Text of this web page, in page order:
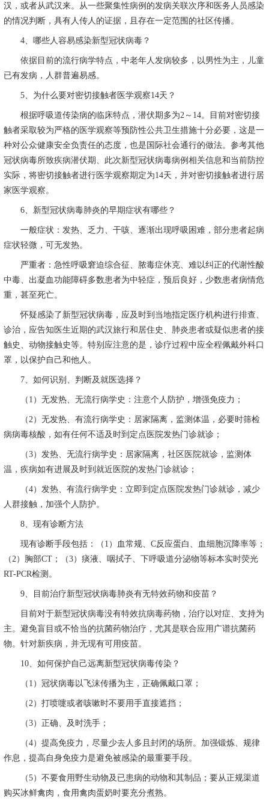
汉，或者从武汉来。从一些聚集性病例的发病关联次序和医务人员感染
的情况判断，具有人传人的证据，且存在一定范围的社区传播。
4、哪些人容易感染新型冠状病毒？
依据目前的流行病学特点，中老年人发病较多，以男性为主，儿童
已有发病，人群普遍易感。
5、为什么要对密切接触者医学观察14天？
根据呼吸道传染病的临床特点，潜伏期多为2 ～ 14。目前对密切接
触者采取较为严格的医学观察等预防性公共卫生措施十分必要，这是一
种对公众健康安全负责任的态度，也是国际社会通行的做法。参考其他
冠状病毒所致疾病潜伏期、此次新型冠状病毒病例相关信息和当前防控
实际，将密切接触者进行医学观察期定为14天，并对密切接触者进行居
家医学观察。
6、新型冠状病毒肺炎的早期症状有哪些？
一般症状：发热、乏力、干咳、逐渐出现呼吸困难，部分患者起病
症状轻微，可无发热。
严重者：急性呼吸窘迫综合征、脓毒症休克、难以纠正的代谢性酸
中毒、出凝血功能障碍多数患者为中轻症，预后良好，少数患者病情危
重，甚至死亡。
怀疑感染了新型冠状病毒，应及时到当地指定医疗机构进行排查、
诊治，应告知医生近期的武汉旅行和居住史、肺炎患者或疑似患者的接
触史、动物接触史等。特别应注意的是，诊疗过程中应全程佩戴外科口
罩，以保护自己和他人。
7、如何识别、判断及就医选择？
（ 1 ）无发热、无流行病学史：注意个人防护，增强免疫力；
（ 2 ）无发热、有流行病学史：居家隔离，监测体温，必要时筛检
病病毒核酸，如有任何不适及时到定点医院发热门诊就诊；
（3）发热、无流行病学史：居家隔离，社区医院就诊，监测体
温，疾病如有进展及时到就近医院的发热门诊就诊；
（4）发热、有流行病学史：立即到定点医院发热门诊就诊，减少
人群接触，加强个人防护。
8、现有诊断方法
现有诊断手段包括：（ 1 ）血常规、 C反应蛋白、血细胞沉降率等；
（ 2 ）胸部CT；（3）痰液、咽拭子、下呼吸道分泌物等标本实时荧光
RT-PCR检测。
9、目前治疗新型冠状病毒肺炎有无特效药物和疫苗？
目前对于新型冠状病毒没有特效抗病毒药物，治疗以对症、支持为
主。避免盲目或不恰当的抗菌药物治疗，尤其是联合应用广谱抗菌药
物。针对新疾病，并无现有可用疫苗。
10、如何保护自己远离新型冠状病毒传染？
（ 1 ）冠状病毒以飞沫传播为主，正确佩戴口罩；
（ 2 ）打喷嚏或者咳嗽时不要用手直接遮挡；
（3）正确、及时洗手；
（4）提高免疫力，尽量少去人多且封闭的场所。加强锻炼、规律
作息，提高自身免疫力是避免被感染的最重要手段。
（5）不要食用野生动物及已患病的动物和其制品；要从正规渠道
购买冰鲜禽肉，食用禽肉蛋奶时要充分煮熟。